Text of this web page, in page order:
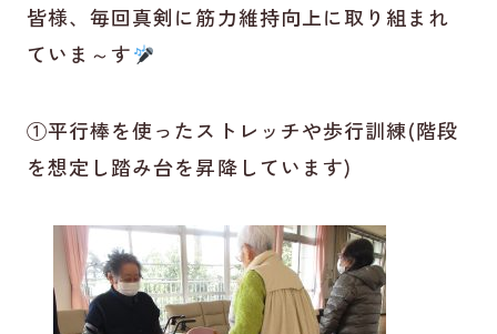
皆様、毎回真剣に筋力維持向上に取り組まれ
ていま～す
①平行棒を使ったストレッチや歩行訓練(階段
を想定し踏み台を昇降しています)